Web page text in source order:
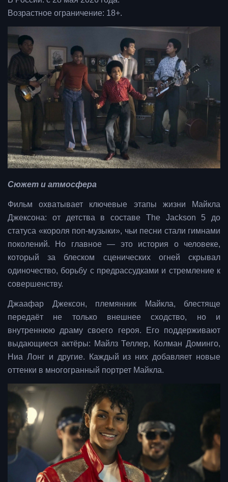
Возрастное ограничение: 18+.
Сюжет и атмосфера
Фильм охватывает ключевые этапы жизни Майкла
Джексона: от детства в составе The Jackson 5 до
статуса «короля поп-музыки», чьи песни стали гимнами
поколений. Но главное — это история о человеке,
который за блеском сценических огней скрывал
одиночество, борьбу с предрассудками и стремление к
совершенству.
Джаафар Джексон, племянник Майкла, блестяще
передаёт не только внешнее сходство, но и
внутреннюю драму своего героя. Его поддерживают
выдающиеся актёры: Майлз Теллер, Колман Доминго,
Ниа Лонг и другие. Каждый из них добавляет новые
оттенки в многогранный портрет Майкла.